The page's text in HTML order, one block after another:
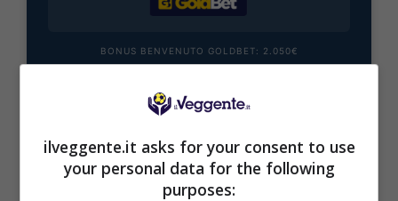
BONUS BENVENUTO GOLDBET: 2.050€
Fino a 2050€ sport e casino
Per i nuovi registrati: 100% fino a 2.000€ in Bonus
Scommesse + 50% del primo deposito fino a 50€
2050€
VERIFICA
ilveggente.it asks for your consent to use
your personal data for the following
purposes: